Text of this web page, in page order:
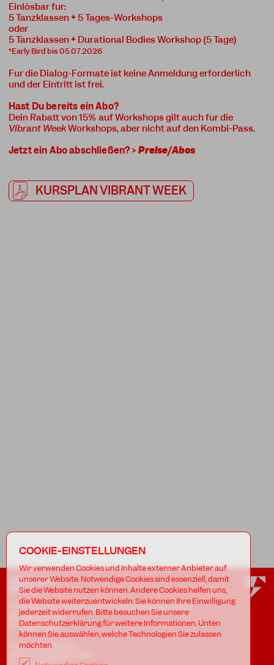
Einlösbar für:
5 Tanzklassen +5 Tages-Workshops
oder
5 Tanzklassen + Durational Bodies Workshop (5 Tage)
*Early Bird bis 05.07.2026
Für die Dialog-Formate ist keine Anmeldung erforderlich
und der Eintritt ist frei.
Hast Du bereits ein Abo?
Dein Rabatt von 15% auf Workshops gilt auch für die
Vibrant WeekWorkshops, aber nicht auf den Kombi-Pass.
Jetzt ein Abo abschließen? > Preise/Abos
KURSPLAN VIBRANT WEEK
TANZFABRIK
BERLIN
Tanzfabrik Kreuzberg gUG (haftungsbeschränkt)
Möckernstr. 68
D-10965 Berlin
In den Uferstudios
Uferstr. 23, Badstr. 41A
COOKIE-EINSTELLUNGEN
Wir verwenden Cookies und Inhalte externer Anbieter auf
unserer Website. Notwendige Cookies sind essenziell, damit
Sie die Website nutzen können. Andere Cookies helfen uns,
die Website weiterzuentwickeln. Sie können Ihre Einwilligung
jederzeit widerrufen. Bitte besuchen Sie unsere
Datenschutzerklärung für weitere Informationen. Unten
können Sie auswählen, welche Technologien Sie zulassen
möchten.